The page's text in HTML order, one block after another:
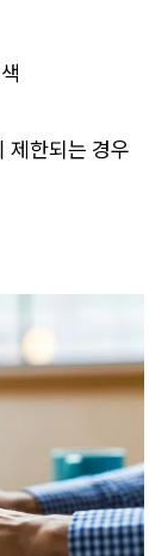
제한되는 경우